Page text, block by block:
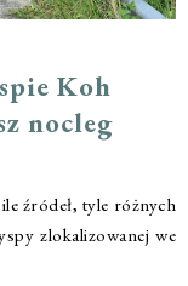
Koh
nocleg
źródeł, tyle różnych
zlokalizowanej we